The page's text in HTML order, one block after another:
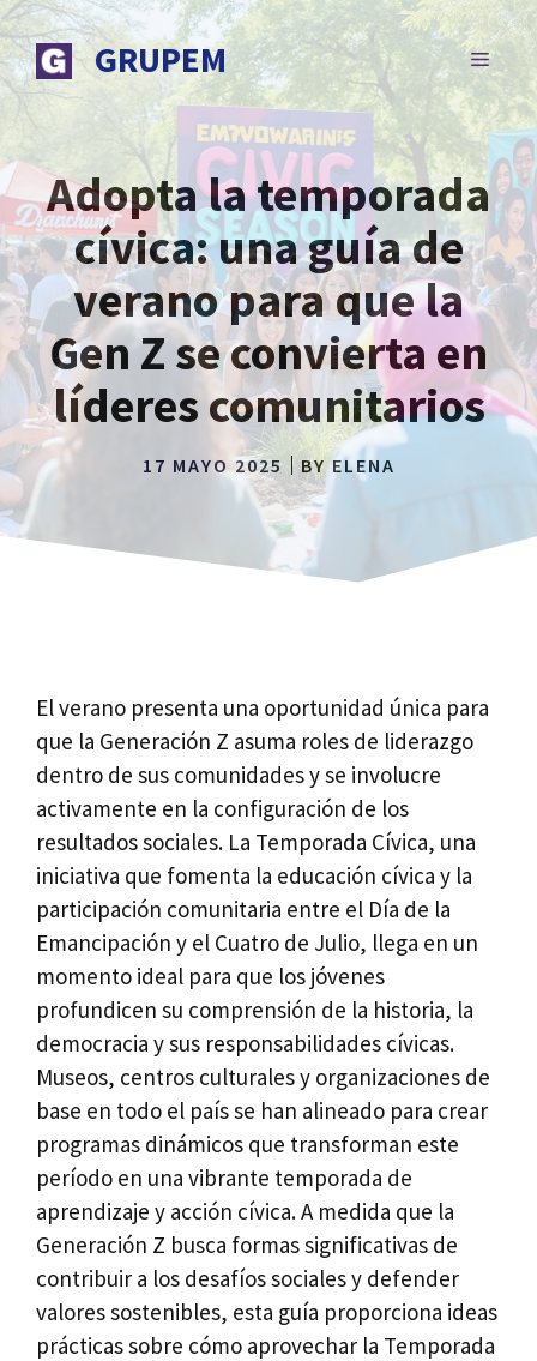
Saltar
al
contenido
GRUPEM MENÚ
Adopta la temporada
cívica: una guía de
verano para que la
Gen Z se convierta en
líderes comunitarios
17 MAYO 2025 BYELENA
El verano presenta una oportunidad única para
que la Generación Z asuma roles de liderazgo
dentro de sus comunidades y se involucre
activamente en la configuración de los
resultados sociales. La Temporada Cívica, una
iniciativa que fomenta la educación cívica y la
participación comunitaria entre el Día de la
Emancipación y el Cuatro de Julio, llega en un
momento ideal para que los jóvenes
profundicen su comprensión de la historia, la
democracia y sus responsabilidades cívicas.
Museos, centros culturales y organizaciones de
base en todo el país se han alineado para crear
programas dinámicos que transforman este
período en una vibrante temporada de
aprendizaje y acción cívica. A medida que la
Generación Z busca formas significativas de
contribuir a los desafíos sociales y defender
valores sostenibles, esta guía proporciona ideas
prácticas sobre cómo aprovechar la Temporada